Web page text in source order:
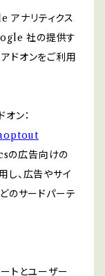
アナリティクス
社の提供す
ドオンをご利用
ン：
の広告向けの
し、広告やサイ
サードパーテ
トとユーザー